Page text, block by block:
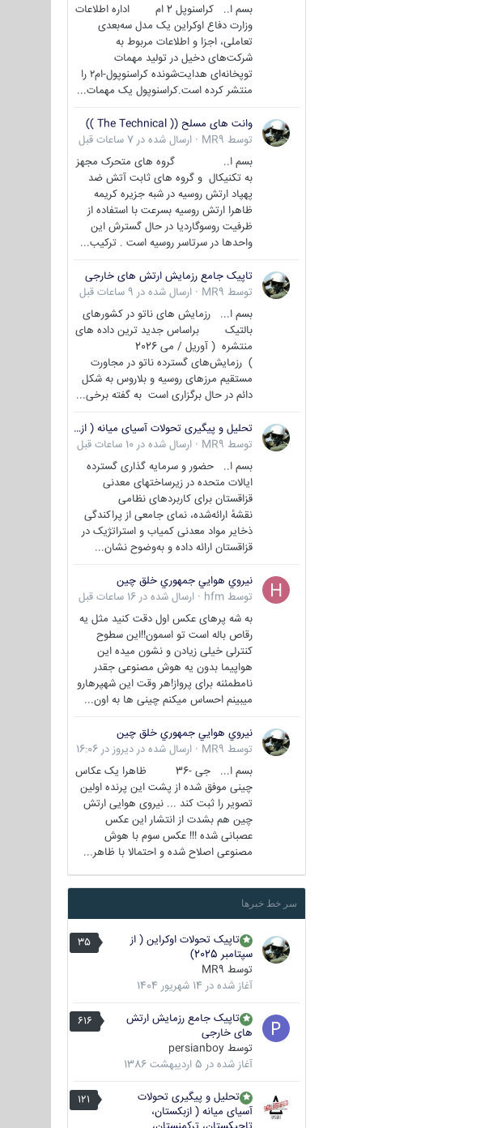
بسم ا.. کراسنوپل 2 ام اداره اطلاعات
وزارت دفاع اوکراین یک مدل سه‌بعدی
تعاملی، اجزا و اطلاعات مربوط به
شرکت‌های دخیل در تولید مهمات
توپخانه‌ای هدایت‌شونده کراسنوپول-ام۲ را
منتشر کرده است.کراسنوپول یک مهمات...
وانت های مسلح (( The Technical ))
توسط MR9
· ارسال شده در 7 ساعات قبل
بسم ا.. گروه های متحرک مجهز
به تکنیکال و گروه های ثابت آتش ضد
پهپاد ارتش روسیه در شبه جزیره کریمه
ظاهرا ارتش روسیه بسرعت با استفاده از
ظرفیت روسوگاردیا در حال گسترش این
واحدها در سرتاسر روسیه است . ترکیب...
تاپیک جامع رزمایش ارتش های خارجی
توسط MR9
· ارسال شده در 9 ساعات قبل
بسم ا... رزمایش های ناتو در کشورهای
بالتیک براساس جدید ترین داده های
منتشره ( آوریل / می 2026
) رزمایش‌های گسترده ناتو در مجاورت
مستقیم مرزهای روسیه و بلاروس به شکل
دائم در حال برگزاری است به گفته برخی...
تحلیل و پیگیری تحولات آسیای میانه ( ازبکستان، تاجیکستان، ترکمنستان، قزاقستان و قرقیزستان )
توسط MR9
· ارسال شده در 10 ساعات قبل
بسم ا.. حضور و سرمایه گذاری گسترده
ایالات متحده در زیرساختهای معدنی
قزاقستان برای کاربردهای نظامی
نقشهٔ ارائه‌شده، نمای جامعی از پراکندگی
ذخایر مواد معدنی کمیاب و استراتژیک در
قزاقستان ارائه داده و به‌وضوح نشان...
نيروي هوايي جمهوري خلق چين
توسط hfm
· ارسال شده در 16 ساعات قبل
به شه پرهای عکس اول دقت کنید مثل یه
رقاص باله است تو اسمون!!این سطوح
کنترلی خیلی زیادن و نشون میده این
هواپیما بدون یه هوش مصنوعی جقدر
نامطمئنه برای پرواز!هر وقت این شهپرهارو
میبینم احساس میکنم چینی ها به اون...
نيروي هوايي جمهوري خلق چين
توسط MR9
· ارسال شده در دیروز در 16:06
بسم ا... جی -36 ظاهرا یک عکاس
چینی موفق شده از پشت این پرنده اولین
تصویر را ثبت کند ... نیروی هوایی ارتش
چین هم بشدت از انتشار این عکس
عصبانی شده !!! عکس سوم با هوش
مصنوعی اصلاح شده و احتمالا با ظاهر...
سر خط خبرها
35
تاپیک تحولات اوکراین ( از
سپتامبر 2025)
توسط MR9
آغاز شده در 14 شهریور 1404
616
تاپیک جامع رزمایش ارتش
های خارجی
توسط persianboy
آغاز شده در 5 اردیبهشت 1386
121
تحلیل و پیگیری تحولات
آسیای میانه ( ازبکستان،